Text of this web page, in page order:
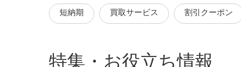
短納期 買取サービス 割引クーポン
特集・お役立ち情報